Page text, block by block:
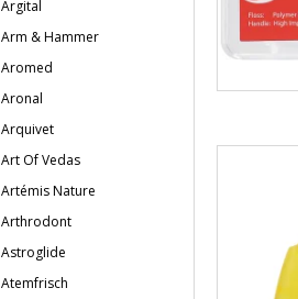
Argital
Arm & Hammer
Aromed
Aronal
Arquivet
Art Of Vedas
Artémis Nature
Arthrodont
Astroglide
Atemfrisch